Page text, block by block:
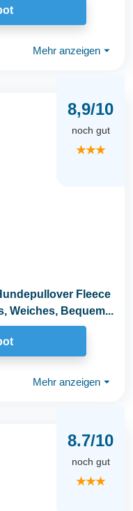
Mehr anzeigen ⏷
8,9/10
noch gut
★★★
Fleece
Weiches, Bequem...
Mehr anzeigen ⏷
8.7/10
noch gut
★★★